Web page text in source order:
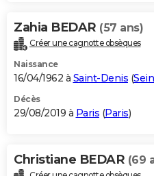
Zahia BEDAR (57 ans)
Créer une cagnotte obsèques
Naissance
16/04/1962 à Saint-Denis (
Décès
29/08/2019 à Paris (Paris)
Christiane BEDAR (69